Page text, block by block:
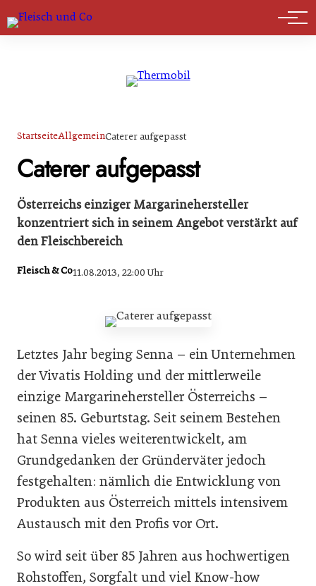
Marktführer
StartseiteAllgemeinCaterer aufgepasst
Caterer aufgepasst
Österreichs einziger Margarinehersteller
konzentriert sich in seinem Angebot verstärkt auf
den Fleischbereich
Fleisch & Co11.08.2013, 22:00 Uhr
Letztes Jahr beging Senna – ein Unternehmen
der Vivatis Holding und der mittlerweile
einzige Margarinehersteller Österreichs –
seinen 85. Geburtstag. Seit seinem Bestehen
hat Senna vieles weiterentwickelt, am
Grundgedanken der Gründerväter jedoch
festgehalten: nämlich die Entwicklung von
Produkten aus Österreich mittels intensivem
Austausch mit den Profis vor Ort.
So wird seit über 85 Jahren aus hochwertigen
Rohstoffen, Sorgfalt und viel Know-how